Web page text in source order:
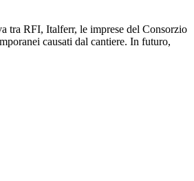
tra RFI, Italferr, le imprese del Consorzio
causati dal cantiere. In futuro,